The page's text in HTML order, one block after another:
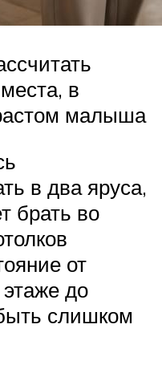
в
малыша
в два яруса,
брать во
от
до
слишком